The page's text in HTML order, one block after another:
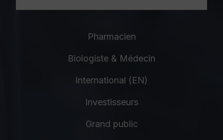
Pharmacien
Biologiste & Médecin
International (EN)
Investisseurs
Grand public